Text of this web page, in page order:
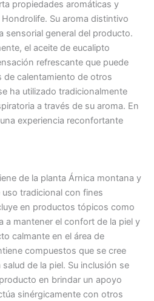
propiedades aromáticas y
Su aroma distintivo
sensorial general del producto.
el aceite de eucalipto
refrescante que puede
calentamiento de otros
ha utilizado tradicionalmente
a través de su aroma. En
experiencia reconfortante
de la planta Árnica montana y
tradicional con fines
en productos tópicos como
a mantener el confort de la piel y
calmante en el área de
compuestos que se cree
de la piel. Su inclusión se
en brindar un apoyo
sinérgicamente con otros